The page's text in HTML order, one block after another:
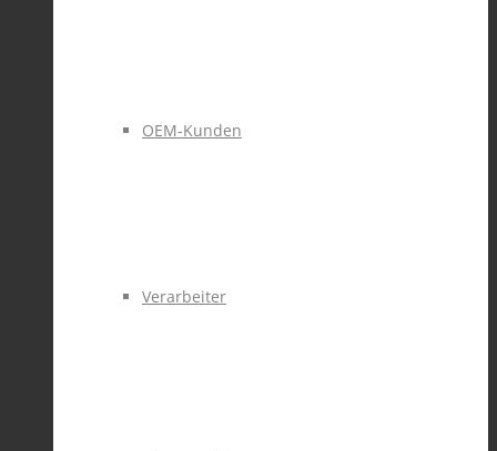
OEM-Kunden
Verarbeiter